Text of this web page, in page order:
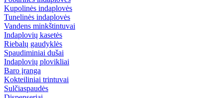
Kupolinės indaplovės
Tunelinės indaplovės
Vandens minkštintuvai
Indaplovių kasetės
Riebalų gaudyklės
Spaudiminiai dušai
Indaplovių plovikliai
Baro įranga
Kokteiliniai trintuvai
Sulčiaspaudės